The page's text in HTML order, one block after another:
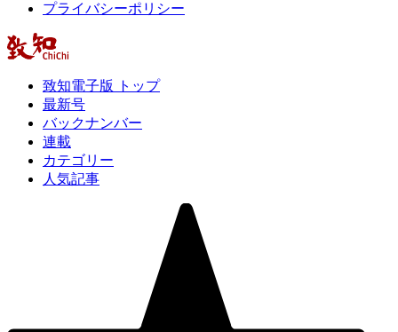
プライバシーポリシー
致知電子版 トップ
最新号
バックナンバー
連載
カテゴリー
人気記事